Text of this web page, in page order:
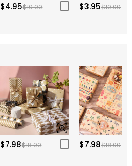
$4.95$10.00 $3.95$10.00
$7.98$18.00 $7.98$18.00